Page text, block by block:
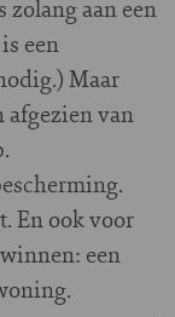
aan een
een
Maar
afgezien van
En ook voor
een